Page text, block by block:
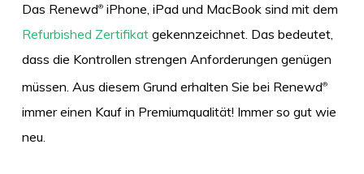
Das Renewd®iPhone, iPad und MacBook sind mit dem
Refurbished Zertifikat gekennzeichnet. Das bedeutet,
dass die Kontrollen strengen Anforderungen genügen
müssen. Aus diesem Grund erhalten Sie bei Renewd®
immer einen Kauf in Premiumqualität! Immer so gut wie
neu.